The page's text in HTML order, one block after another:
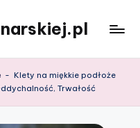
- Klety na miękkie podłoże
Trwałość